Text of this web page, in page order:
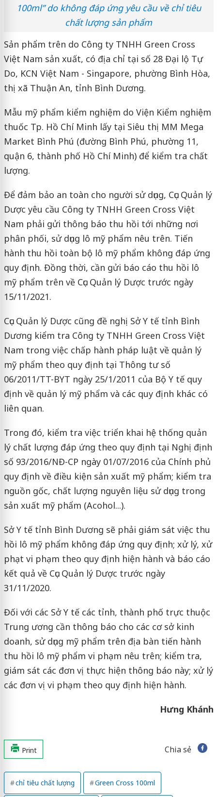
100ml” do không đáp ứng yêu cầu về chỉ tiêu
chất lượng sản phẩm
Sản phẩm trên do Công ty TNHH Green Cross
Việt Nam sản xuất, có địa chỉ tại số 28 Đại lộ Tự
Do, KCN Việt Nam - Singapore, phường Bình Hòa,
thị xã Thuận An, tỉnh Bình Dương.
Mẫu mỹ phẩm kiểm nghiệm do Viện Kiểm nghiệm
thuốc Tp. Hồ Chí Minh lấy tại Siêu thị MM Mega
Market Bình Phú (đường Bình Phú, phường 11,
quận 6, thành phố Hồ Chí Minh) để kiểm tra chất
lượng.
Để đảm bảo an toàn cho người sử dụng, Cục Quản lý
Dược yêu cầu Công ty TNHH Green Cross Việt
Nam phải gửi thông báo thu hồi tới những nơi
phân phối, sử dụng lô mỹ phẩm nêu trên. Tiến
hành thu hồi toàn bộ lô mỹ phẩm không đáp ứng
quy định. Đồng thời, cần gửi báo cáo thu hồi lô
mỹ phẩm trên về Cục Quản lý Dược trước ngày
15/11/2021.
Cục Quản lý Dược cũng đề nghị Sở Y tế tỉnh Bình
Dương kiểm tra Công ty TNHH Green Cross Việt
Nam trong việc chấp hành pháp luật về quản lý
mỹ phẩm theo quy định tại Thông tư số
06/2011/TT-BYT ngày 25/1/2011 của Bộ Y tế quy
định về quản lý mỹ phẩm và các quy định khác có
liên quan.
Trong đó, kiểm tra việc triển khai hệ thống quản
lý chất lượng đáp ứng theo quy định tại Nghị định
số 93/2016/NĐ-CP ngày 01/07/2016 của Chính phủ
quy định về điều kiện sản xuất mỹ phẩm; kiểm tra
nguồn gốc, chất lượng nguyên liệu sử dụng trong
sản xuất mỹ phẩm (Acohol...).
Sở Y tế tỉnh Bình Dương sẽ phải giám sát việc thu
hồi lô mỹ phẩm không đáp ứng quy định; xử lý, xử
phạt vi phạm theo quy định hiện hành và báo cáo
kết quả về Cục Quản lý Dược trước ngày
31/11/2020.
Đối với các Sở Y tế các tỉnh, thành phố trực thuộc
Trung ương cần thông báo cho các cơ sở kinh
doanh, sử dụng mỹ phẩm trên địa bàn tiến hành
thu hồi lô mỹ phẩm vi phạm nêu trên; kiểm tra,
giám sát các đơn vị thực hiện thông báo này; xử lý
các đơn vị vi phạm theo quy định hiện hành.
Hưng Khánh
Print Chia sẻ
chỉ tiêu chất lượng Green Cross 100ml